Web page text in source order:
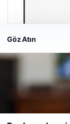
Hastaş Beton
26/05/2026
Web sitemizi
deneyiminizi
kullanıyoruz.
Göz Atın